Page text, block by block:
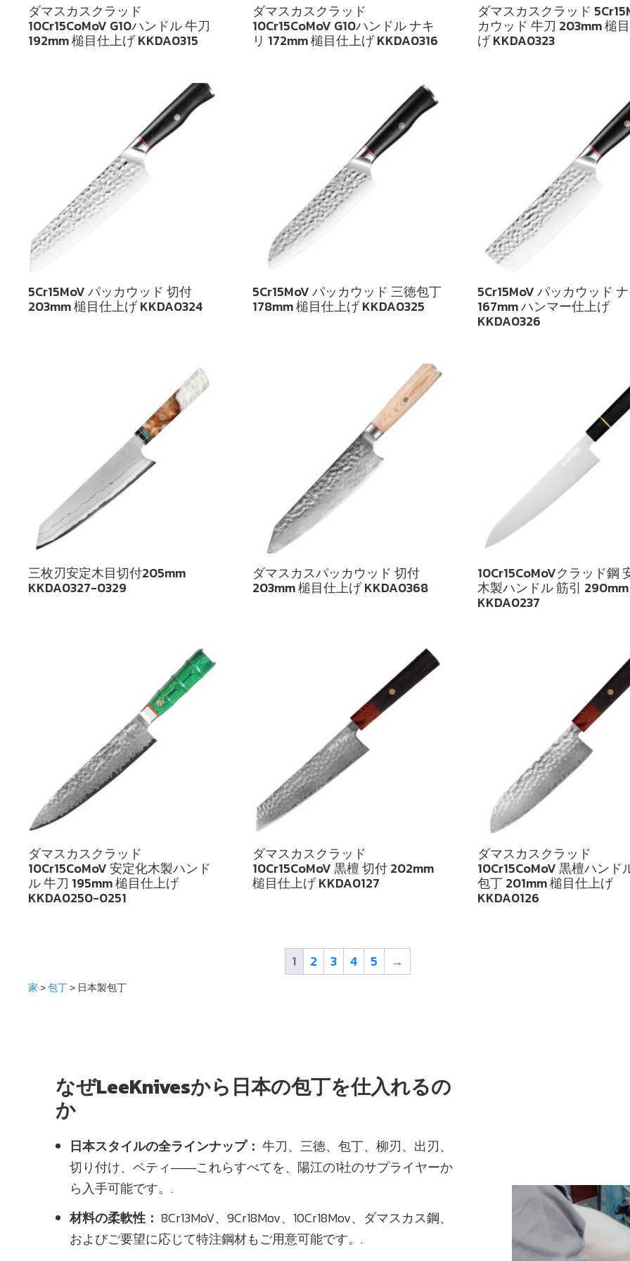
ダマスカスクラッド
10Cr15CoMoV G10ハンドル 牛刀
192mm 槌目仕上げ KKDA0315
ダマスカスクラッド
10Cr15CoMoV G10ハンドル ナキ
リ 172mm 槌目仕上げ KKDA0316
ダマスカスクラッド
カウッド 牛刀 203mm 槌
げ KKDA0323
5Cr15MoV パッカウッド 切付
203mm 槌目仕上げ KKDA0324
5Cr15MoV パッカウッド 三徳包丁
178mm 槌目仕上げ KKDA0325
5Cr15MoV パッカウッド
167mm ハンマー仕上げ
KKDA0326
三枚刃安定木目切付205mm
KKDA0327-0329
ダマスカスパッカウッド 切付
203mm 槌目仕上げ KKDA0368
10Cr15CoMoVクラッド鋼
木製ハンドル 筋引 290mm
KKDA0237
ダマスカスクラッド
10Cr15CoMoV 安定化木製ハンド
ル 牛刀 195mm 槌目仕上げ
KKDA0250-0251
ダマスカスクラッド
10Cr15CoMoV 黒檀 切付 202mm
槌目仕上げ KKDA0127
ダマスカスクラッド
10Cr15CoMoV 黒檀ハンド
包丁 201mm 槌目仕上げ
KKDA0126
1 2 3 4 5 →
家 >包丁> 日本製包丁
なぜLeeKnivesから日本の包丁を仕入れるの
か
日本スタイルの全ラインナップ： 牛刀、三徳、包丁、柳刃、出刃、
切り付け、ペティ――これらすべてを、陽江の1社のサプライヤーか
ら入手可能です。.
材料の柔軟性： 8Cr13MoV、9Cr18Mov、10Cr18Mov、ダマスカス鋼、
およびご要望に応じて特注鋼材もご用意可能です。.